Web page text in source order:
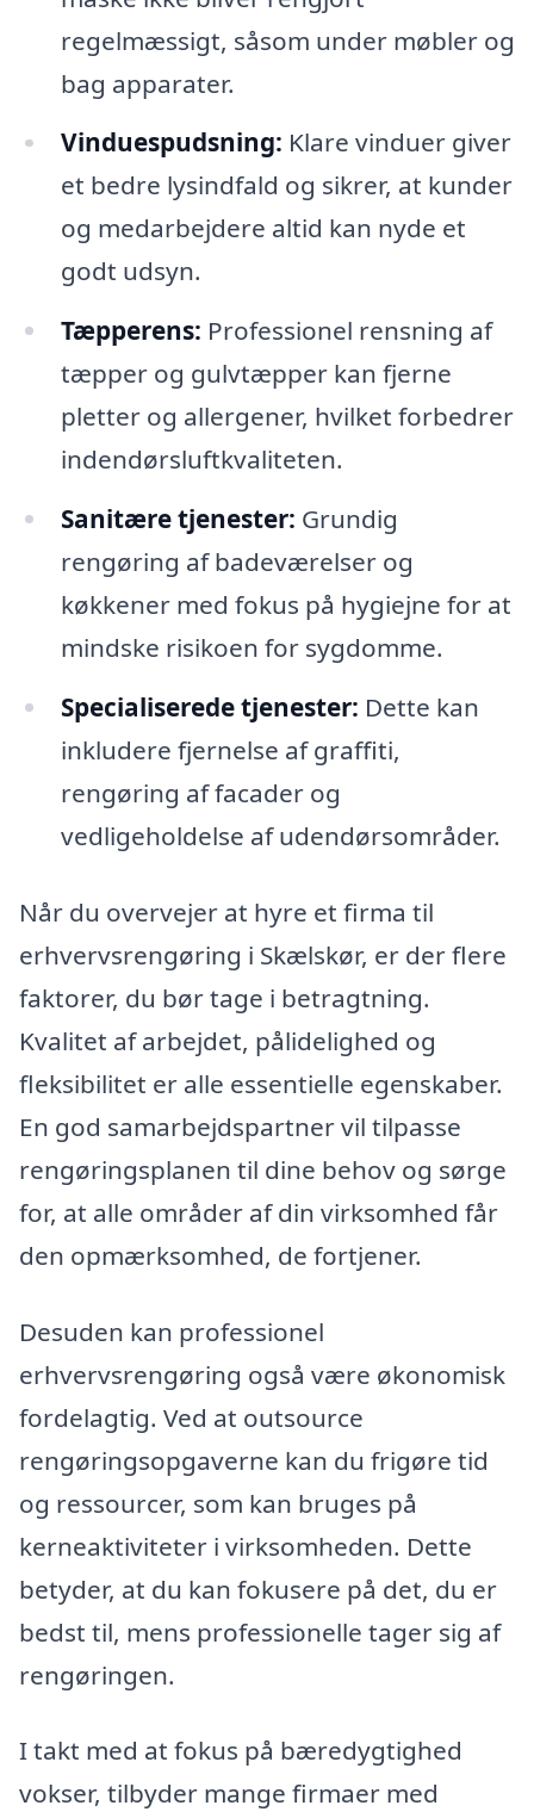
regelmæssigt, såsom under møbler og
bag apparater.
Vinduespudsning: Klare vinduer giver
et bedre lysindfald og sikrer, at kunder
og medarbejdere altid kan nyde et
godt udsyn.
Tæpperens: Professionel rensning af
tæpper og gulvtæpper kan fjerne
pletter og allergener, hvilket forbedrer
indendørsluftkvaliteten.
Sanitære tjenester: Grundig
rengøring af badeværelser og
køkkener med fokus på hygiejne for at
mindske risikoen for sygdomme.
Specialiserede tjenester: Dette kan
inkludere fjernelse af graffiti,
rengøring af facader og
vedligeholdelse af udendørsområder.
Når du overvejer at hyre et firma til
erhvervsrengøring i Skælskør, er der flere
faktorer, du bør tage i betragtning.
Kvalitet af arbejdet, pålidelighed og
fleksibilitet er alle essentielle egenskaber.
En god samarbejdspartner vil tilpasse
rengøringsplanen til dine behov og sørge
for, at alle områder af din virksomhed får
den opmærksomhed, de fortjener.
Desuden kan professionel
erhvervsrengøring også være økonomisk
fordelagtig. Ved at outsource
rengøringsopgaverne kan du frigøre tid
og ressourcer, som kan bruges på
kerneaktiviteter i virksomheden. Dette
betyder, at du kan fokusere på det, du er
bedst til, mens professionelle tager sig af
rengøringen.
I takt med at fokus på bæredygtighed
vokser, tilbyder mange firmaer med